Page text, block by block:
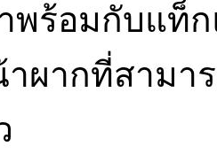
พร้อมกับแท็
ผากที่สามา